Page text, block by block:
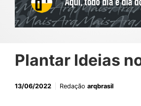
Plantar Ideias
13/06/2022 Redação arqbrasil